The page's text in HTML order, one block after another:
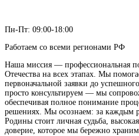
Пн-Пт: 09:00-18:00
Работаем со всеми регионами РФ
Наша миссия — профессиональная
Отечества на всех этапах. Мы
первоначальной заявки до
просто консультируем — мы
обеспечивая полное понимание
решениях. Мы осознаем: за каждым
Родины стоит личная судьба,
доверие, которое мы бережно